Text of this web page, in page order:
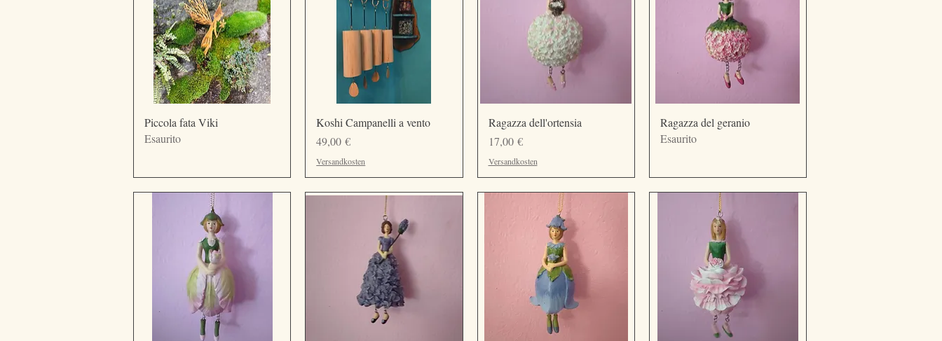
Vista rapida
Piccola fata Viki
Esaurito
Vista rapida
Koshi Campanelli a vento
Prezzo
49,00 €
Versandkosten
Vista rapida
Ragazza dell'ortensia
Prezzo
17,00 €
Versandkosten
Vista rapida
Ragazza del geranio
Esaurito